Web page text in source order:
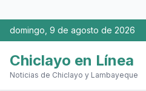
domingo, 9 de agosto de 2026
Chiclayo en Línea
Noticias de Chiclayo y Lambayeque